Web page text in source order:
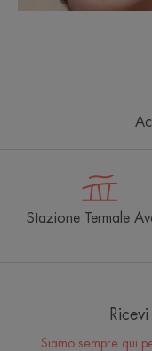
Stazione Termale
Siamo sempre qui